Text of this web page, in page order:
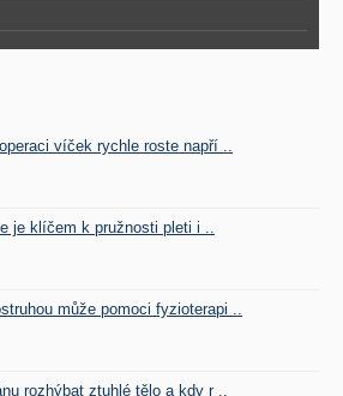
víček rychle roste napří ..
je klíčem k pružnosti pleti i ..
může pomoci fyzioterapi ..
rozhýbat ztuhlé tělo a kdy r ..